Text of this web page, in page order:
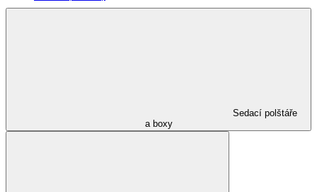
Sedací polštáře
a boxy